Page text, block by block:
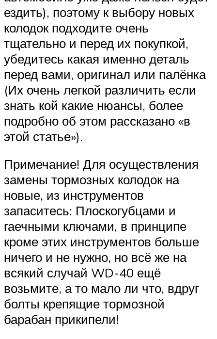
ездить), поэтому к выбору новых
колодок подходите очень
тщательно и перед их покупкой,
убедитесь какая именно деталь
перед вами, оригинал или палёнка
(Их очень легкой различить если
знать кой какие нюансы, более
подробно об этом рассказано «в
этой статье»).
Примечание! Для осуществления
замены тормозных колодок на
новые, из инструментов
запаситесь: Плоскогубцами и
гаечными ключами, в принципе
кроме этих инструментов больше
ничего и не нужно, но всё же на
всякий случай WD-40 ещё
возьмите, а то мало ли что, вдруг
болты крепящие тормозной
барабан прикипели!